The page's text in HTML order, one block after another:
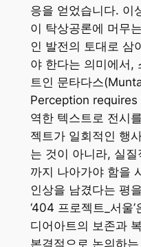
응을 얻었습니다. 이
이 탁상공론에 머무
인 발전의 토대로 삼
야 한다는 의미에서,
트인 문타다스
Perception requires
역한 텍스트로 전시
젝트가 일회적인 행
는 것이 아니라, 실
까지 나아가야 함을
인상을 남겼다는 평
‘404 프로젝트_서울
디어아트의 보존과
본격적으로 논의하